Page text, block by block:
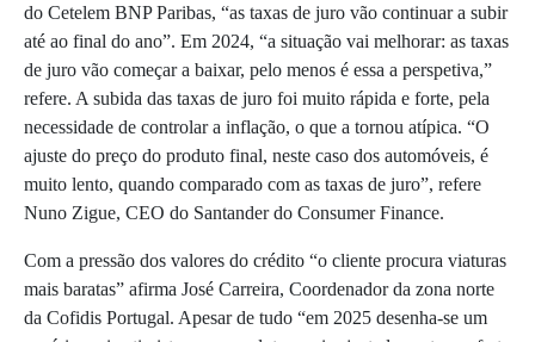
do Cetelem BNP Paribas, “as taxas de juro vão continuar a subir
até ao final do ano”. Em 2024, “a situação vai melhorar: as taxas
de juro vão começar a baixar, pelo menos é essa a perspetiva,”
refere. A subida das taxas de juro foi muito rápida e forte, pela
necessidade de controlar a inflação, o que a tornou atípica. “O
ajuste do preço do produto final, neste caso dos automóveis, é
muito lento, quando comparado com as taxas de juro”, refere
Nuno Zigue, CEO do Santander do Consumer Finance.
Com a pressão dos valores do crédito “o cliente procura viaturas
mais baratas” afirma José Carreira, Coordenador da zona norte
da Cofidis Portugal. Apesar de tudo “em 2025 desenha-se um